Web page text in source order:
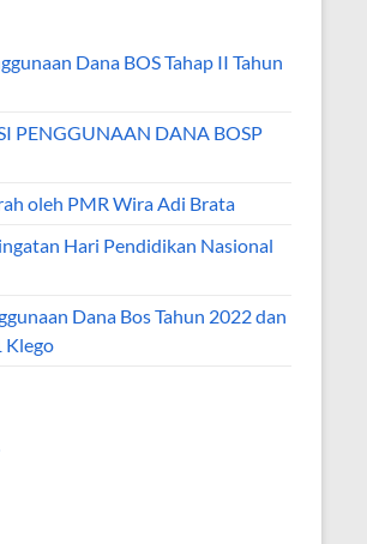
Dana BOS Tahap II Tahun
PENGGUNAAN DANA BOSP
oleh PMR Wira Adi Brata
Hari Pendidikan Nasional
Dana Bos Tahun 2022 dan
Klego